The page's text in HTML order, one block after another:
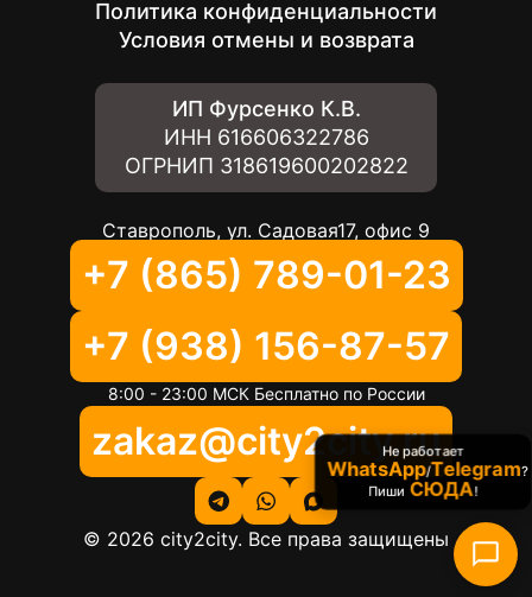
Политика конфиденциальности
Условия отмены и возврата
ИП Фурсенко К.В.
ИНН 616606322786
ОГРНИП 318619600202822
Ставрополь, ул. Садовая17, офис 9
+7 (865) 789-01-23
+7 (938) 156-87-57
8:00 - 23:00 МСК Бесплатно по России
zakaz@city2city.ru
© 2026 city2city. Все права защищены
Не работает
WhatsApp/Telegram?
Пиши СЮДА!